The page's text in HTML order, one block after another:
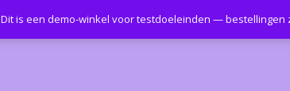
Dit is een demo-winkel voor testdoeleinden — bestellingen